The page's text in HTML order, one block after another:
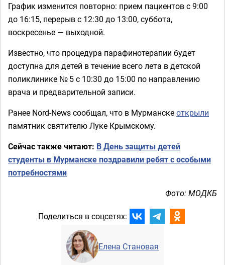
График изменится повторно: прием пациентов с 9:00
до 16:15, перерыв с 12:30 до 13:00, суббота,
воскресенье — выходной.
Известно, что процедура парафинотерапии будет
доступна для детей в течение всего лета в детской
поликлинике № 5 с 10:30 до 15:00 по направлению
врача и предварительной записи.
Ранее Nord-News сообщал, что в Мурманскеоткрыли
памятник святителю Луке Крымскому.
Сейчас также читают: В День защиты детей
студенты в Мурманске поздравили ребят с особыми
потребностями
Фото: МОДКБ
Поделиться в соцсетях:
Елена Становая